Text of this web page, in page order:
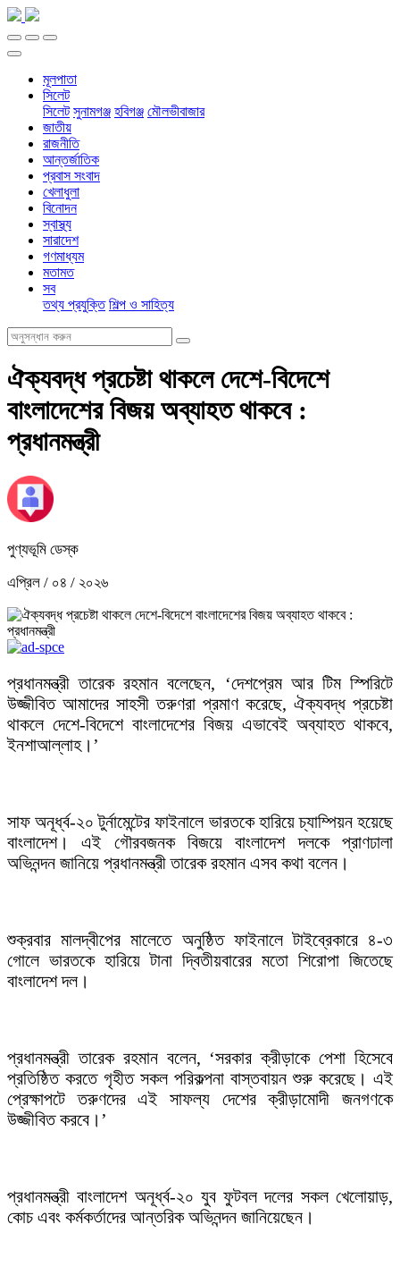
মূলপাতা
সিলেট
সিলেট সুনামগঞ্জ হবিগঞ্জ মৌলভীবাজার
জাতীয়
রাজনীতি
আন্তর্জাতিক
প্রবাস সংবাদ
খেলাধুলা
বিনোদন
স্বাস্থ্য
সারাদেশ
গণমাধ্যম
মতামত
সব
তথ্য প্রযুক্তি শিল্প ও সাহিত্য
ঐক্যবদ্ধ প্রচেষ্টা থাকলে দেশে-বিদেশে
বাংলাদেশের বিজয় অব্যাহত থাকবে :
প্রধানমন্ত্রী
পুণ্যভূমি ডেস্ক
এপ্রিল / ০৪ / ২০২৬
প্রধানমন্ত্রী তারেক রহমান বলেছেন, ‘দেশপ্রেম আর টিম স্পিরিটে
উজ্জীবিত আমাদের সাহসী তরুণরা প্রমাণ করেছে, ঐক্যবদ্ধ প্রচেষ্টা
থাকলে দেশে-বিদেশে বাংলাদেশের বিজয় এভাবেই অব্যাহত থাকবে,
ইনশাআল্লাহ।’
সাফ অনূর্ধ্ব-২০ টুর্নামেন্টের ফাইনালে ভারতকে হারিয়ে চ্যাম্পিয়ন হয়েছে
বাংলাদেশ। এই গৌরবজনক বিজয়ে বাংলাদেশ দলকে প্রাণঢালা
অভিনন্দন জানিয়ে প্রধানমন্ত্রী তারেক রহমান এসব কথা বলেন।
শুক্রবার মালদ্বীপের মালেতে অনুষ্ঠিত ফাইনালে টাইব্রেকারে ৪-৩
গোলে ভারতকে হারিয়ে টানা দ্বিতীয়বারের মতো শিরোপা জিতেছে
বাংলাদেশ দল।
প্রধানমন্ত্রী তারেক রহমান বলেন, ‘সরকার ক্রীড়াকে পেশা হিসেবে
প্রতিষ্ঠিত করতে গৃহীত সকল পরিকল্পনা বাস্তবায়ন শুরু করেছে। এই
প্রেক্ষাপটে তরুণদের এই সাফল্য দেশের ক্রীড়ামোদী জনগণকে
উজ্জীবিত করবে।’
প্রধানমন্ত্রী বাংলাদেশ অনূর্ধ্ব-২০ যুব ফুটবল দলের সকল খেলোয়াড়,
কোচ এবং কর্মকর্তাদের আন্তরিক অভিনন্দন জানিয়েছেন।